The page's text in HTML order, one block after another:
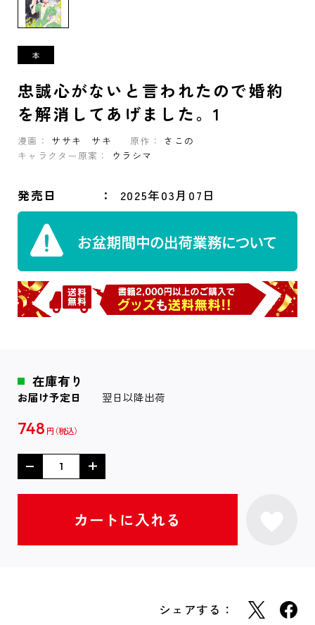
忠誠心がないと言われたので婚約
を解消してあげました。1
漫画： ササキ サキ 原作：
さこの
キャラクター原案：
ウラシマ
発売日 2025年03月07日
在庫有り
お届け予定日 翌日以降出荷
748 円
シェアする：